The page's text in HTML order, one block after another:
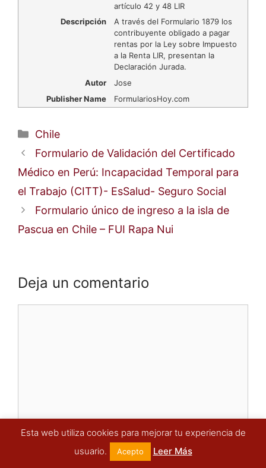
artículo 42 y 48 LIR
Descripción
A través del Formulario 1879 los
contribuyente obligado a pagar
rentas por la Ley sobre Impuesto
a la Renta LIR, presentan la
Declaración Jurada.
Autor
Jose
Publisher Name
FormulariosHoy.com
Categorías
Chile
Formulario de Validación del Certificado
Médico en Perú: Incapacidad Temporal para
el Trabajo (CITT)- EsSalud- Seguro Social
Formulario único de ingreso a la isla de
Pascua en Chile – FUI Rapa Nui
Deja un comentario
Esta web utiliza cookies para mejorar tu experiencia de
usuario.
Acepto Leer Más